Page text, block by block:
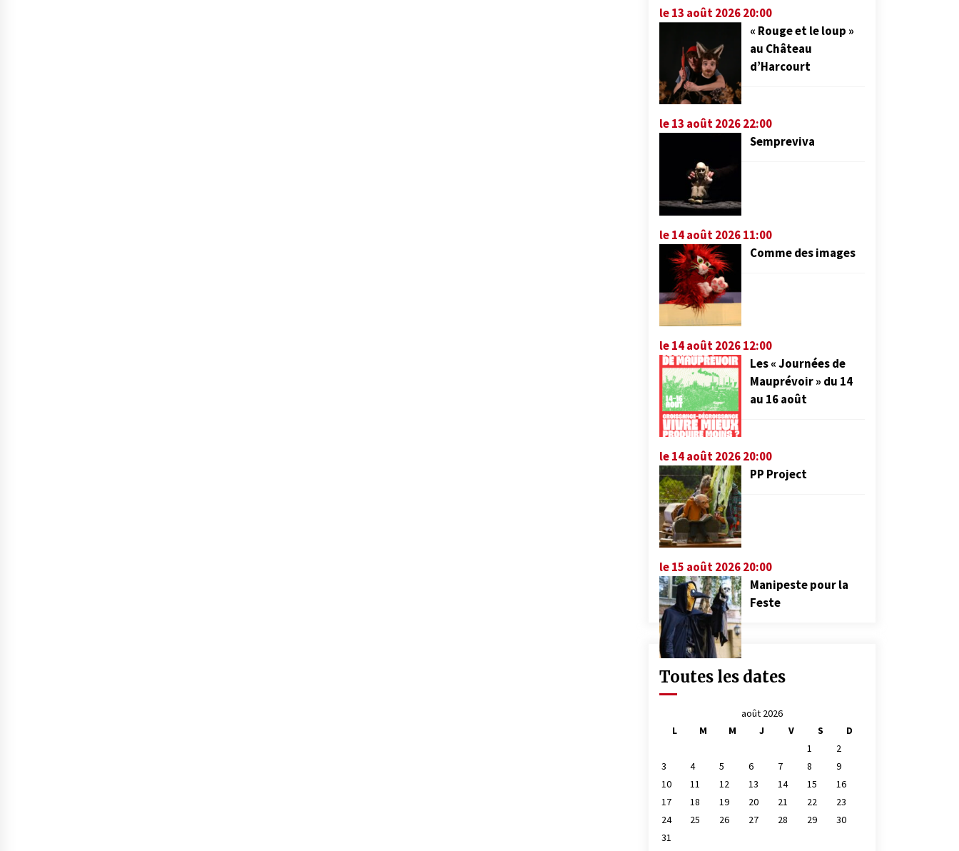
le 13 août 2026 20:00
« Rouge et le loup »
au Château
d’Harcourt
le 13 août 2026 22:00
Sempreviva
le 14 août 2026 11:00
Comme des images
le 14 août 2026 12:00
Les « Journées de
Mauprévoir » du 14
au 16 août
le 14 août 2026 20:00
PP Project
le 15 août 2026 20:00
Manipeste pour la
Feste
Toutes les dates
août 2026
L
M M J V S
D
1
2
3
4 5 6 7 8
9
10
11 12 13 14 15
16
17
18 19 20 21 22
23
24
25 26 27 28 29
30
31